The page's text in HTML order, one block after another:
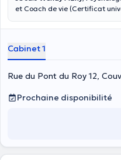
et Coach de vie (Certificat
Cabinet 1
Rue du Pont du Roy 12,
Prochaine disponibilité